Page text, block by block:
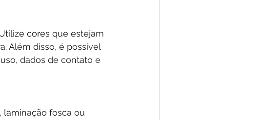
cores que estejam
Além disso, é possível
dados de contato e
laminação fosca ou